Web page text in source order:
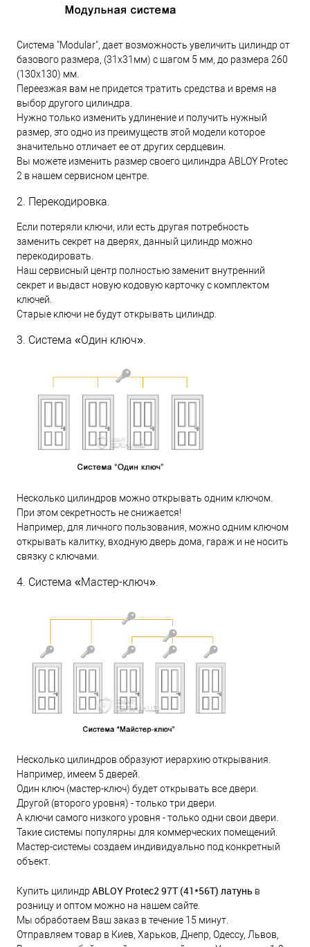
Система "Modular", дает возможность увеличить цилиндр от
базового размера, (31х31мм) с шагом 5 мм, до размера 260
(130х130) мм.
Переезжая вам не придется тратить средства и время на
выбор другого цилиндра.
Нужно только изменить удлинение и получить нужный
размер, это одно из преимуществ этой модели которое
значительно отличает ее от других сердцевин.
Вы можете изменить размер своего цилиндра ABLOY Protec
2 в нашем сервисном центре.
2. Перекодировка.
Если потеряли ключи, или есть другая потребность
заменить секрет на дверях, данный цилиндр можно
перекодировать.
Наш сервисный центр полностью заменит внутренний
секрет и выдаст новую кодовую карточку с комплектом
ключей.
Старые ключи не будут открывать цилиндр.
3. Система «Один ключ».
Несколько цилиндров можно открывать одним ключом.
При этом секретность не снижается!
Например, для личного пользования, можно одним ключом
открывать калитку, входную дверь дома, гараж и не носить
связку с ключами.
4. Система «Мастер-ключ».
Несколько цилиндров образуют иерархию открывания.
Например, имеем 5 дверей.
Один ключ (мастер-ключ) будет открывать все двери.
Другой (второго уровня) - только три двери.
А ключи самого низкого уровня - только одни свои двери.
Такие системы популярны для коммерческих помещений.
Мастер-системы создаем индивидуально под конкретный
объект.
Купить цилиндр ABLOY Protec2 97Т (41*56T) латунь в
розницу и оптом можно на нашем сайте.
Мы обработаем Ваш заказ в течение 15 минут.
Отправляем товар в Киев, Харьков, Днепр, Одессу, Львов,